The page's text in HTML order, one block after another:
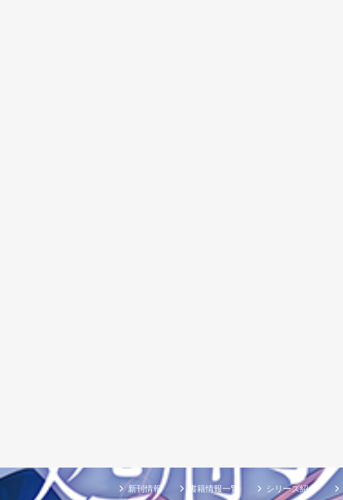
新刊情報 書籍情報一覧 シリーズ紹介